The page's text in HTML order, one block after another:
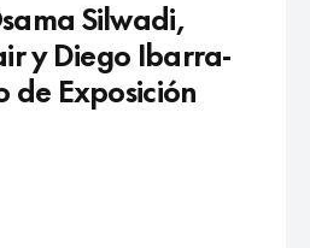
Silwadi,
y Diego Ibarra-
de Exposición